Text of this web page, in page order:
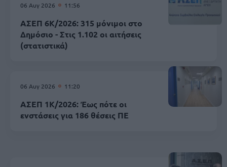
06 Αυγ 2026 11:56
ΑΣΕΠ 6Κ/2026: 315 μόνιμοι στο
Δημόσιο - Στις 1.102 οι αιτήσεις
(στατιστικά)
06 Αυγ 2026 11:20
ΑΣΕΠ 1Κ/2026: Έως πότε οι
ενστάσεις για 186 θέσεις ΠΕ